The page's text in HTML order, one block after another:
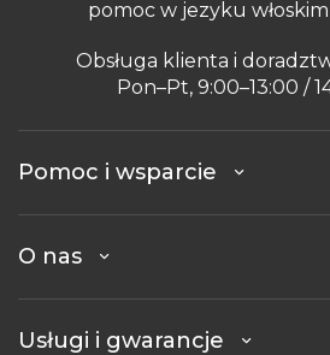
pomoc w jezyku
Obsługa klienta i
Pon–Pt, 9:00–13:00 /
Pomoc i wsparcie
O nas
Usługi i gwarancje